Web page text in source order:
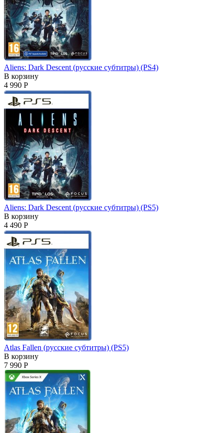
Aliens: Dark Descent (русские субтитры) (PS4)
В корзину
4 990 Р
Aliens: Dark Descent (русские субтитры) (PS5)
В корзину
4 490 Р
Atlas Fallen (русские субтитры) (PS5)
В корзину
7 990 Р